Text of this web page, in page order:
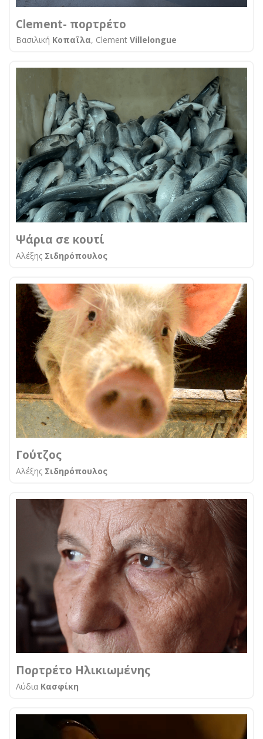
Clement- πορτρέτο
Βασιλική Κοπαΐλα, Clement Villelongue
Ψάρια σε κουτί
Αλέξης Σιδηρόπουλος
Γούτζος
Αλέξης Σιδηρόπουλος
Πορτρέτο Ηλικιωμένης
Λύδια Κασφίκη